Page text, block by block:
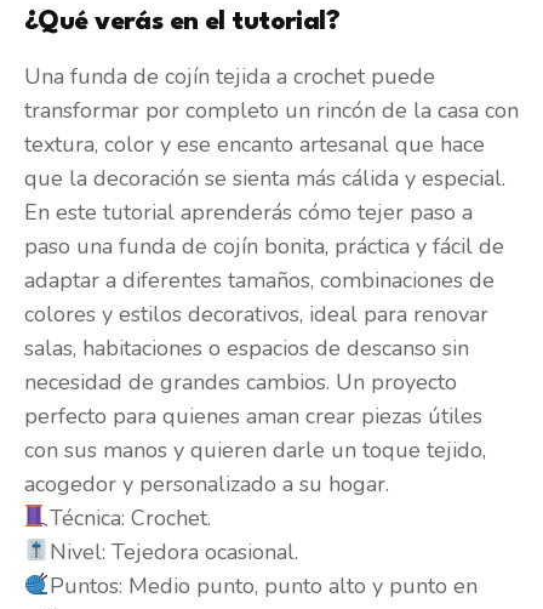
¿Qué verás en el tutorial?
Una funda de cojín tejida a crochet puede
transformar por completo un rincón de la casa con
textura, color y ese encanto artesanal que hace
que la decoración se sienta más cálida y especial.
En este tutorial aprenderás cómo tejer paso a
paso una funda de cojín bonita, práctica y fácil de
adaptar a diferentes tamaños, combinaciones de
colores y estilos decorativos, ideal para renovar
salas, habitaciones o espacios de descanso sin
necesidad de grandes cambios. Un proyecto
perfecto para quienes aman crear piezas útiles
con sus manos y quieren darle un toque tejido,
acogedor y personalizado a su hogar.
Técnica: Crochet.
Nivel: Tejedora ocasional.
Puntos: Medio punto, punto alto y punto en